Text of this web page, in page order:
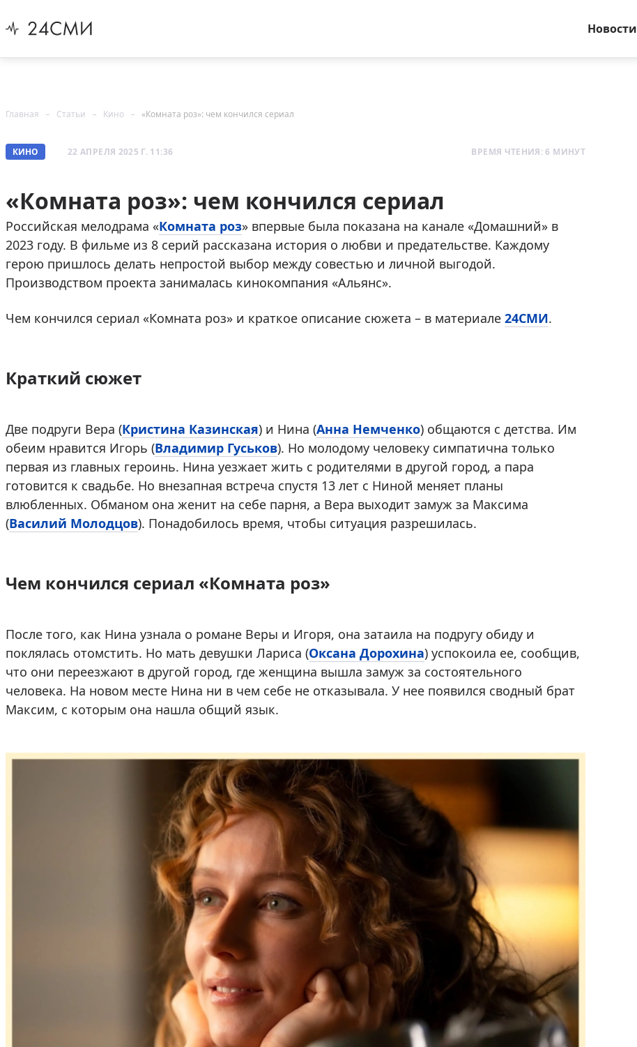
Новости
Главная Статьи Кино «Комната роз»: чем кончился сериал
КИНО 22 АПРЕЛЯ 2025 Г. 11:36 ВРЕМЯ ЧТЕНИЯ: 6 МИНУТ
«Комната роз»: чем кончился сериал
Российская мелодрама «Комната роз» впервые была показана на канале «Домашний» в
2023 году. В фильме из 8 серий рассказана история о любви и предательстве. Каждому
герою пришлось делать непростой выбор между совестью и личной выгодой.
Производством проекта занималась кинокомпания «Альянс».
Чем кончился сериал «Комната роз» и краткое описание сюжета – в материале 24СМИ.
Краткий сюжет
Две подруги Вера (Кристина Казинская) и Нина (Анна Немченко) общаются с детства. Им
обеим нравится Игорь (Владимир Гуськов). Но молодому человеку симпатична только
первая из главных героинь. Нина уезжает жить с родителями в другой город, а пара
готовится к свадьбе. Но внезапная встреча спустя 13 лет с Ниной меняет планы
влюбленных. Обманом она женит на себе парня, а Вера выходит замуж за Максима
(Василий Молодцов). Понадобилось время, чтобы ситуация разрешилась.
Чем кончился сериал «Комната роз»
После того, как Нина узнала о романе Веры и Игоря, она затаила на подругу обиду и
поклялась отомстить. Но мать девушки Лариса (Оксана Дорохина) успокоила ее, сообщив,
что они переезжают в другой город, где женщина вышла замуж за состоятельного
человека. На новом месте Нина ни в чем себе не отказывала. У нее появился сводный брат
Максим, с которым она нашла общий язык.